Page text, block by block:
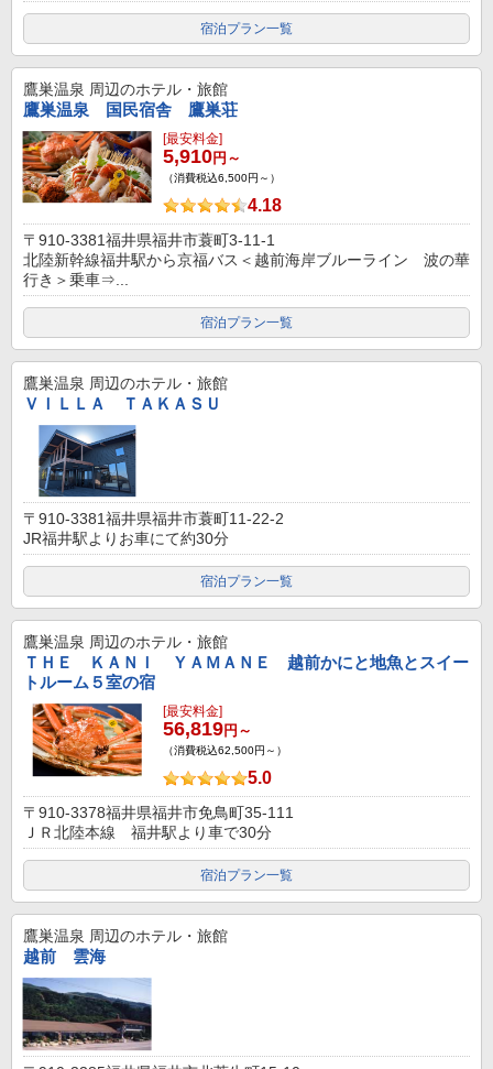
宿泊プラン一覧
鷹巣温泉 周辺のホテル・旅館
鷹巣温泉 国民宿舎 鷹巣荘
[最安料金]
5,910円～
（消費税込6,500円～）
4.18
〒910-3381福井県福井市蓑町3-11-1
北陸新幹線福井駅から京福バス＜越前海岸ブルーライン 波の華
行き＞乗車⇒...
宿泊プラン一覧
鷹巣温泉 周辺のホテル・旅館
ＶＩＬＬＡ ＴＡＫＡＳＵ
〒910-3381福井県福井市蓑町11-22-2
JR福井駅よりお車にて約30分
宿泊プラン一覧
鷹巣温泉 周辺のホテル・旅館
ＴＨＥ ＫＡＮＩ ＹＡＭＡＮＥ 越前かにと地魚とスイー
トルーム５室の宿
[最安料金]
56,819円～
（消費税込62,500円～）
5.0
〒910-3378福井県福井市免鳥町35-111
ＪＲ北陸本線 福井駅より車で30分
宿泊プラン一覧
鷹巣温泉 周辺のホテル・旅館
越前 雲海